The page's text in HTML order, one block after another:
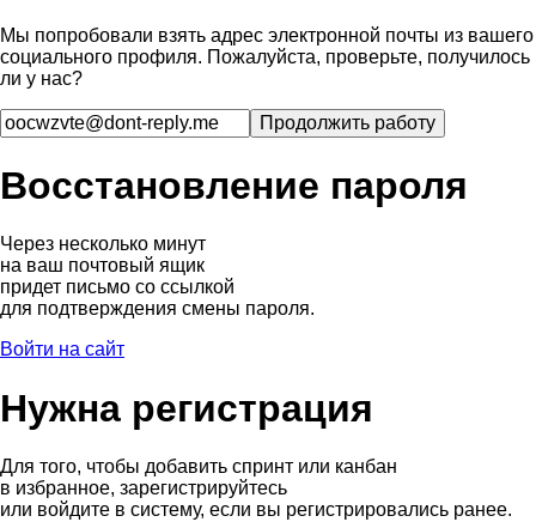
Мы попробовали взять адрес электронной почты из вашего
социального профиля. Пожалуйста, проверьте, получилось
ли у нас?
Восстановление пароля
Через несколько минут
на ваш почтовый ящик
придет письмо со ссылкой
для подтверждения смены пароля.
Войти на сайт
Нужна регистрация
Для того, чтобы добавить спринт или канбан
в избранное, зарегистрируйтесь
или войдите в систему, если вы регистрировались ранее.